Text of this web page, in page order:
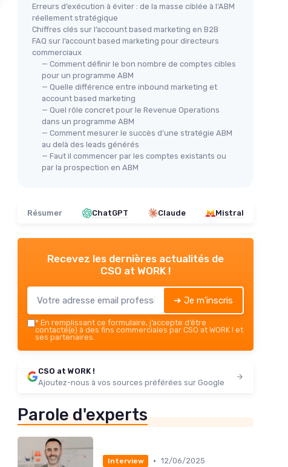
Erreurs d’exécution à éviter : de la masse ciblée à l’ABM
réellement stratégique
Chiffres clés sur l’account based marketing en B2B
FAQ sur l’account based marketing pour directeurs
commerciaux
— Comment définir le bon nombre de comptes cibles
pour un programme ABM
— Quelle différence entre inbound marketing et
account based marketing
— Quel rôle concret pour le Revenue Operations
dans un programme ABM
— Comment mesurer le succès d’une stratégie ABM
au delà des leads générés
— Faut il commencer par les comptes existants ou
par la prospection en ABM
Résumer ChatGPT Claude Mistral
Recevez les dernières actualités de
CSO at WORK !
➔ Je m'inscris
* En remplissant ce formulaire, j’accepte d’être
contacté(e) à des fins commerciales par CSO at WORK ! et
ses partenaires.
CSO at WORK !
Ajoutez-nous à vos sources préférées sur Google
Parole d'experts
Interview • 12/06/2025